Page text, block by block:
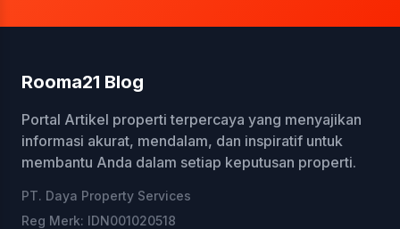
Rooma21 Blog
Portal Artikel properti terpercaya yang menyajikan
informasi akurat, mendalam, dan inspiratif untuk
membantu Anda dalam setiap keputusan properti.
PT. Daya Property Services
Reg Merk: IDN001020518